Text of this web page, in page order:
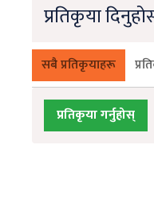
प्रतिकृया
सबै प्रतिकृयाहरू
प्रतिकृया गर्नुहोस्